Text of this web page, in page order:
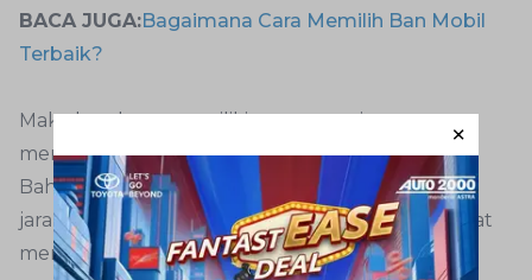
BACA JUGA:Bagaimana Cara Memilih Ban Mobil
Terbaik?
Maka head rest memiliki peran penting
menyelamatkan penumpang dan pengemudi.
Bahkan ada lagi fungsi head rest yang mungkin
jarang terdengar dan diketahui, yakni sebagai alat
memecahkan kaca.